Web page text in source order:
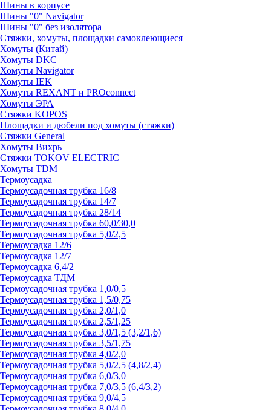
Шины в корпусе
Шины "0" Navigator
Шины "0" без изолятора
Стяжки, хомуты, площадки самоклеющиеся
Хомуты (Китай)
Хомуты DKC
Хомуты Navigator
Хомуты IEK
Хомуты REXANT и PROconnect
Хомуты ЭРА
Стяжки KOPOS
Площадки и дюбели под хомуты (стяжки)
Стяжки General
Хомуты Вихрь
Стяжки TOKOV ELECTRIC
Хомуты TDM
Термоусадка
Термоусадочная трубка 16/8
Термоусадочная трубка 14/7
Термоусадочная трубка 28/14
Термоусадочная трубка 60,0/30,0
Термоусадочная трубка 5,0/2,5
Термоусадка 12/6
Термоусадка 12/7
Термоусадка 6,4/2
Термоусадка ТДМ
Термоусадочная трубка 1,0/0,5
Термоусадочная трубка 1,5/0,75
Термоусадочная трубка 2,0/1,0
Термоусадочная трубка 2,5/1,25
Термоусадочная трубка 3,0/1,5 (3,2/1,6)
Термоусадочная трубка 3,5/1,75
Термоусадочная трубка 4,0/2,0
Термоусадочная трубка 5,0/2,5 (4,8/2,4)
Термоусадочная трубка 6,0/3,0
Термоусадочная трубка 7,0/3,5 (6,4/3,2)
Термоусадочная трубка 9,0/4,5